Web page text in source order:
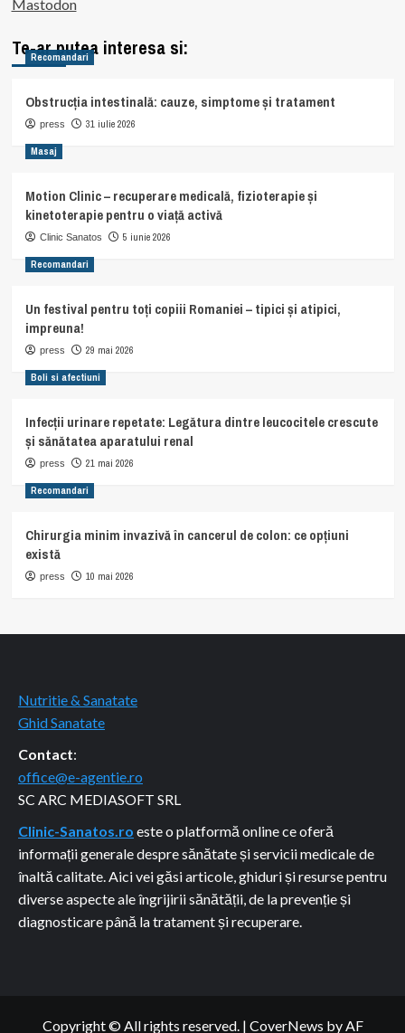
Mastodon
Te-ar putea interesa si:
Recomandari
Obstrucția intestinală: cauze, simptome și tratament
press 31 iulie 2026
Masaj
Motion Clinic – recuperare medicală, fizioterapie și
kinetoterapie pentru o viață activă
Clinic Sanatos 5 iunie 2026
Recomandari
Un festival pentru toți copiii Romaniei – tipici și atipici,
impreuna!
press 29 mai 2026
Boli si afectiuni
Infecții urinare repetate: Legătura dintre leucocitele crescute
și sănătatea aparatului renal
press 21 mai 2026
Recomandari
Chirurgia minim invazivă în cancerul de colon: ce opțiuni
există
press 10 mai 2026
Nutritie & Sanatate
Ghid Sanatate
Contact:
office@e-agentie.ro
SC ARC MEDIASOFT SRL
Clinic-Sanatos.ro este o platformă online ce oferă
informații generale despre sănătate și servicii medicale de
înaltă calitate. Aici vei găsi articole, ghiduri și resurse pentru
diverse aspecte ale îngrijirii sănătății, de la prevenție și
diagnosticare până la tratament și recuperare.
Copyright © All rights reserved. | CoverNews by AF